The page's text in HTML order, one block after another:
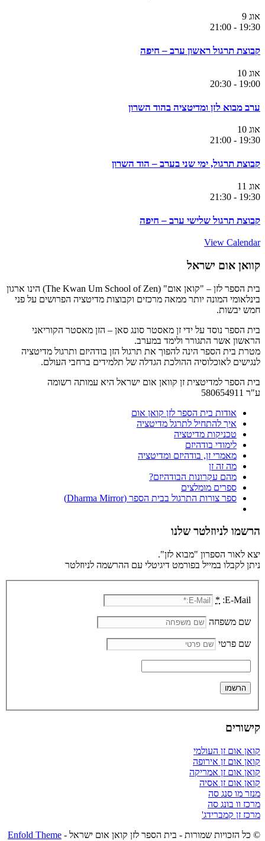
אוג 9
19:30
-
21:00
קבוצת תרגול ראשון ערב – חיפה
אוג 10
19:00
-
20:30
ערב מבוא לזן ומדיטציה בהוד השרון
אוג 10
19:30
-
21:00
קבוצת תרגול, ימי שני בערב – הוד השרון
אוג 11
19:30
-
21:30
קבוצת תרגול שלישי ערב – חיפה
View Calendar
קוואן אום ישראל
בית הספר לזן – "קואן אום" (The Kwan Um School of Zen) הינו ארגון
בינלאומי המונה יותר ממאה מרכזים וקבוצות מדיטציה הפרושים על פני
חמש יבשות.
בית הספר נוסד על ידי זן מאסטר סונג סאן – הזן מאסטר הקוריאני
הראשון אשר התגורר ולימד במערב.
מטרת בית הספר הינה להפוך את תרגול הזן בודהיזם ותרגול מדיטציה
לנגישים לאוכלוסיה ההולכת הגדלה של תלמידים ברחבי העולם.
בית הספר למדיטצית זן קוואן אום ישראל היא עמותה רשומה
ע"ר 580654911
אודות בית הספר לזן קואן אום
איך להתחיל לתרגל מדיטציה
טכניקות מדיטציה
לימודי בודהיזם
מאמרי זן, בודהיזם ומדיטציה
מה זה זן
מהם עקרונות הבודהיזם?
ספרים מומלצים
ספר צורות התרגול בבית הספר (Dharma Mirror)
הרשמו לניוזלטר שלנו
יצא לאור הספרון "מבוא לזן".
ניתן לקבלו במייל בפורמט דיגיטלי עם ההרשמה לניוזלטר
E-Mail:
*
שם משפחה
שם פרטי
קישורים
קואן אום זן העולמי
קואן אום זן אירופה
קואן אום זן אמריקה
קואן אום זן אסיה
מנזר מו סנג סה
מרכז וו בונג סה
מרכז זן קמברידג'
© כל הזכויות שמורות - בית הספר לזן קואן אום ישראל - Enfold Theme